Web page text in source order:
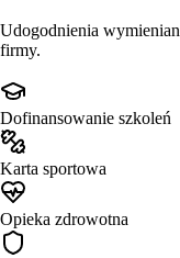
Udogodnienia
firmy.
Dofinansowanie szkoleń
Karta sportowa
Opieka zdrowotna